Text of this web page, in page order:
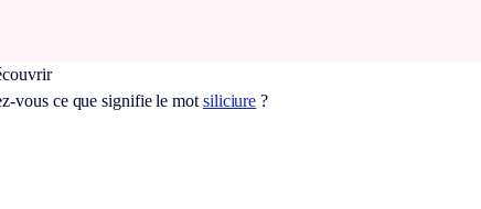
vous ce que signifie le mot siliciure ?